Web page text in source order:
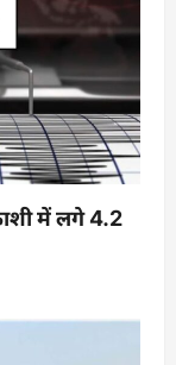
में लगे 4.2